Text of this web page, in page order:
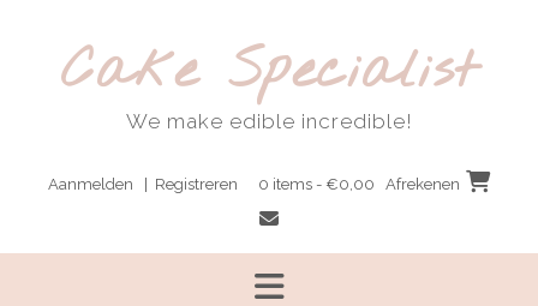
Cake Specialist
We make edible incredible!
Aanmelden | Registreren 0 items - €0,00 Afrekenen